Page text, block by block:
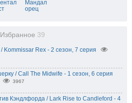
Мандал
орец
Избранное 39
Kommissar Rex - 2 сезон, 7 серия
/ Call The Midwife - 1 сезон, 6 серия
3967
Кэндлфорда / Lark Rise to Candleford - 4